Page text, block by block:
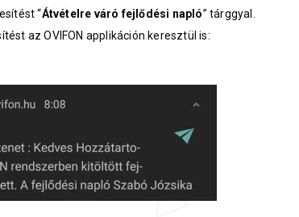
“Átvételre váró fejlődési napló” tárggyal.
az OVIFON applikáción keresztül is: